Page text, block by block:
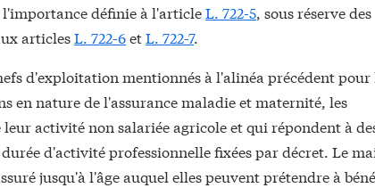
définie à l'articleL. 722-5, sous réserve des
articlesL. 722-6etL. 722-7.
d'exploitation mentionnés à l'alinéa précédent pour
en nature de l'assurance maladie et maternité, les
leur activité non salariée agricole et qui répondent à
d'activité professionnelle fixées par décret. Le
jusqu'à l'âge auquel elles peuvent prétendre à